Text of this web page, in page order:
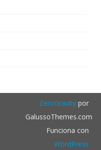
ZeroGravitypor
GalussoThemes.com
Funciona con
WordPress